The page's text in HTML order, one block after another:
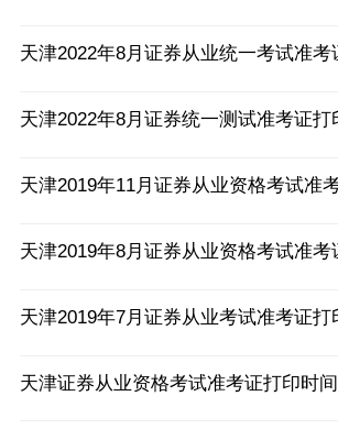
天津证券从业资格考试准考证打印时间